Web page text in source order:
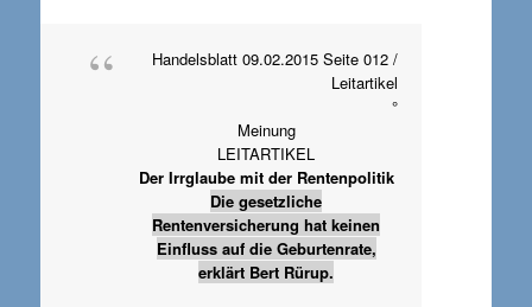
Handelsblatt 09.02.2015 Seite 012 /
Leitartikel
°
Meinung
LEITARTIKEL
Der Irrglaube mit der Rentenpolitik
Die gesetzliche
Rentenversicherung hat keinen
Einfluss auf die Geburtenrate,
erklärt Bert Rürup.